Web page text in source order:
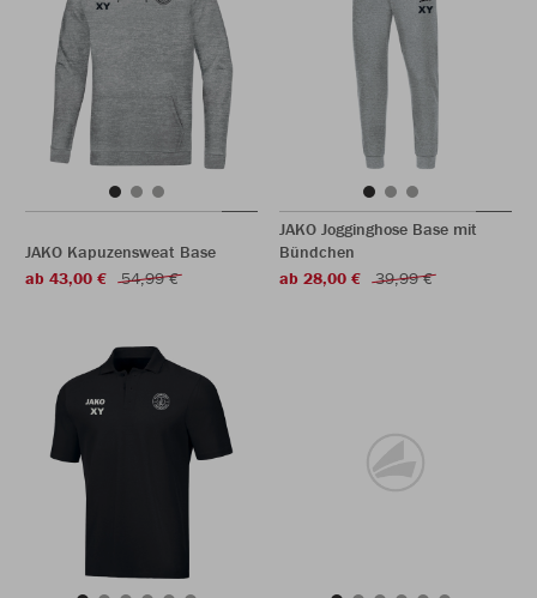
JAKO Kapuzensweat Base
ab 43,00 €
54,99 €
JAKO Jogginghose Base mit
Bündchen
ab 28,00 €
39,99 €